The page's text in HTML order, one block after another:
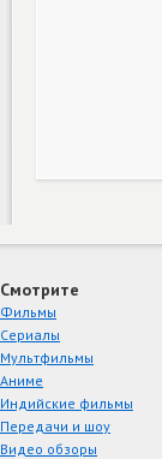
Смотрите
Фильмы
Сериалы
Мультфильмы
Аниме
Индийские фильмы
Передачи и шоу
Видео обзоры